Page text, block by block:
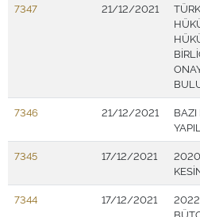
7347
21/12/2021
7346
21/12/2021
BAZI
7345
17/12/2021
2020
7344
17/12/2021
2022